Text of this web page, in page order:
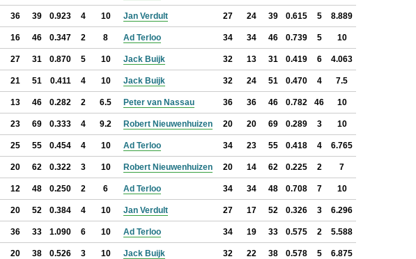
36 39 0.923 4 10 Jan Verdult 27 24 39 0.615 5 8.889
16 46 0.347 2 8 Ad Terloo 34 34 46 0.739 5 10
27 31 0.870 5 10 Jack Buijk 32 13 31 0.419 6 4.063
21 51 0.411 4 10 Jack Buijk 32 24 51 0.470 4 7.5
13 46 0.282 2 6.5 Peter van Nassau 36 36 46 0.782 46 10
23 69 0.333 4 9.2 Robert Nieuwenhuizen 20 20 69 0.289 3 10
25 55 0.454 4 10 Ad Terloo 34 23 55 0.418 4 6.765
20 62 0.322 3 10 Robert Nieuwenhuizen 20 14 62 0.225 2 7
12 48 0.250 2 6 Ad Terloo 34 34 48 0.708 7 10
20 52 0.384 4 10 Jan Verdult 27 17 52 0.326 3 6.296
36 33 1.090 6 10 Ad Terloo 34 19 33 0.575 2 5.588
20 38 0.526 3 10 Jack Buijk 32 22 38 0.578 5 6.875